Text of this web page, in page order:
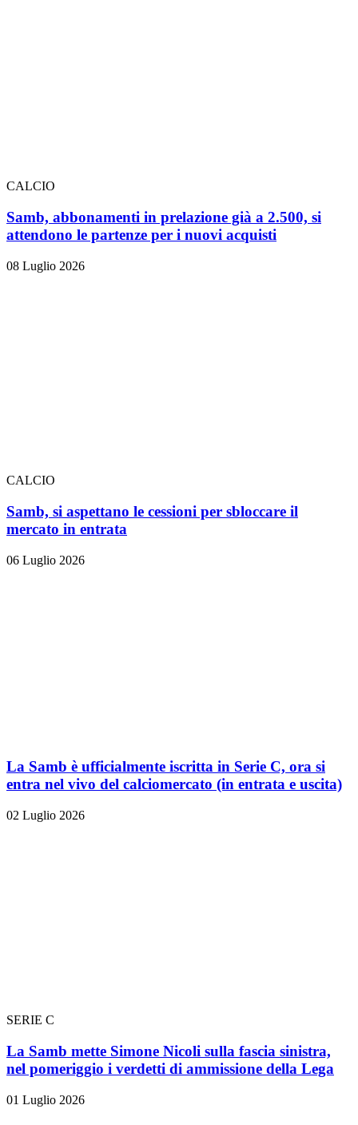
CALCIO
Samb, abbonamenti in prelazione già a 2.500, si
attendono le partenze per i nuovi acquisti
08 Luglio 2026
CALCIO
Samb, si aspettano le cessioni per sbloccare il
mercato in entrata
06 Luglio 2026
La Samb è ufficialmente iscritta in Serie C, ora si
entra nel vivo del calciomercato (in entrata e uscita)
02 Luglio 2026
SERIE C
La Samb mette Simone Nicoli sulla fascia sinistra,
nel pomeriggio i verdetti di ammissione della Lega
01 Luglio 2026